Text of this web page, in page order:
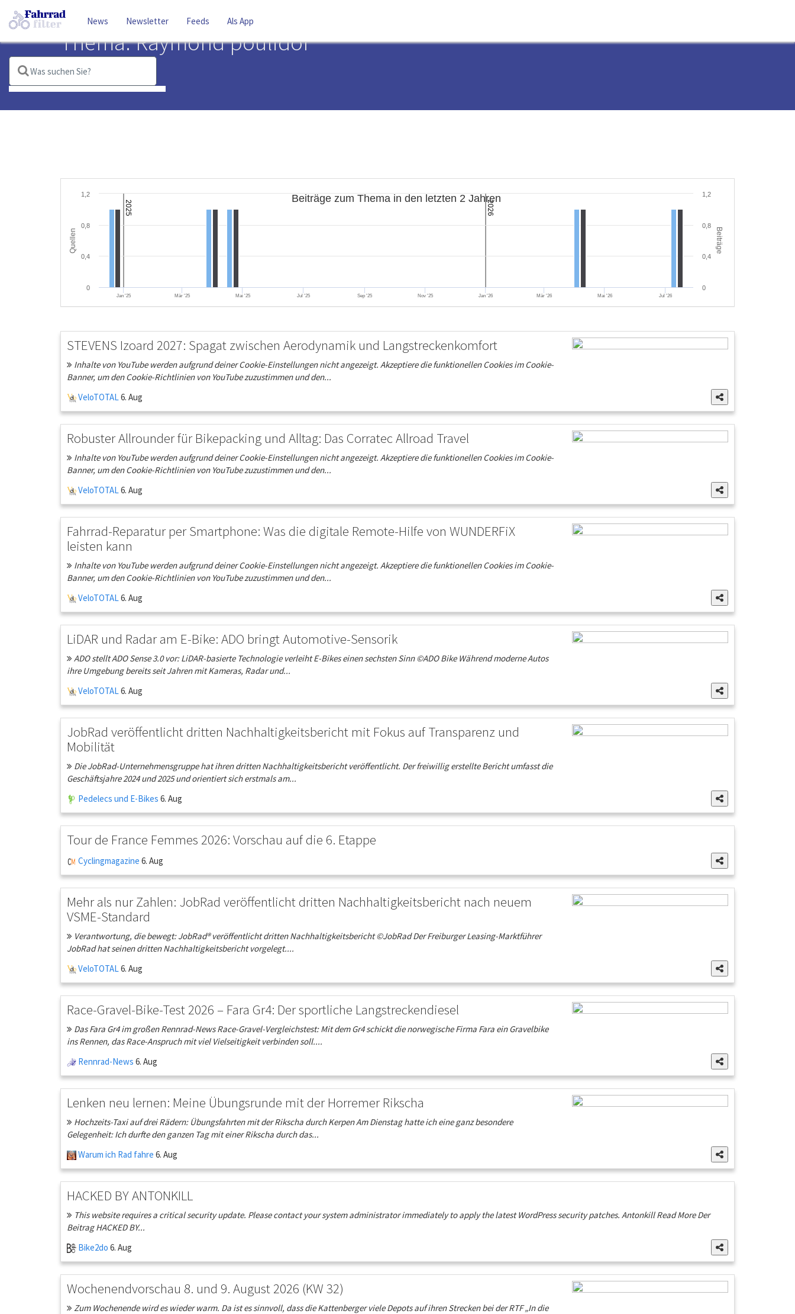
News Newsletter Feeds Als App
Thema: Raymond poulidor
Suchbegriffe:
2026
2025
Quellen Beiträge
Beiträge zum Thema in den letzten 2 Jahren
Jan '25 Mär '25 Mai '25 Jul '25 Sep '25 Nov '25 Jan '26 Mär '26 Mai '26 Jul '26
0
0,4
0,8
1,2
0
0,4
0,8
1,2
STEVENS Izoard 2027: Spagat zwischen Aerodynamik und Langstreckenkomfort
Inhalte von YouTube werden aufgrund deiner Cookie-Einstellungen nicht angezeigt. Akzeptiere die funktionellen Cookies im Cookie-
Banner, um den Cookie-Richtlinien von YouTube zuzustimmen und den...
VeloTOTAL6. Aug
Robuster Allrounder für Bikepacking und Alltag: Das Corratec Allroad Travel
Inhalte von YouTube werden aufgrund deiner Cookie-Einstellungen nicht angezeigt. Akzeptiere die funktionellen Cookies im Cookie-
Banner, um den Cookie-Richtlinien von YouTube zuzustimmen und den...
VeloTOTAL6. Aug
Fahrrad-Reparatur per Smartphone: Was die digitale Remote-Hilfe von WUNDERFiX
leisten kann
Inhalte von YouTube werden aufgrund deiner Cookie-Einstellungen nicht angezeigt. Akzeptiere die funktionellen Cookies im Cookie-
Banner, um den Cookie-Richtlinien von YouTube zuzustimmen und den...
VeloTOTAL6. Aug
LiDAR und Radar am E-Bike: ADO bringt Automotive-Sensorik
ADO stellt ADO Sense 3.0 vor: LiDAR-basierte Technologie verleiht E-Bikes einen sechsten Sinn ©ADO Bike Während moderne Autos
ihre Umgebung bereits seit Jahren mit Kameras, Radar und...
VeloTOTAL6. Aug
JobRad veröffentlicht dritten Nachhaltigkeitsbericht mit Fokus auf Transparenz und
Mobilität
Die JobRad-Unternehmensgruppe hat ihren dritten Nachhaltigkeitsbericht veröffentlicht. Der freiwillig erstellte Bericht umfasst die
Geschäftsjahre 2024 und 2025 und orientiert sich erstmals am...
Pedelecs und E-Bikes 6. Aug
Tour de France Femmes 2026: Vorschau auf die 6. Etappe
Cyclingmagazine 6. Aug
Mehr als nur Zahlen: JobRad veröffentlicht dritten Nachhaltigkeitsbericht nach neuem
VSME-Standard
Verantwortung, die bewegt: JobRad® veröffentlicht dritten Nachhaltigkeitsbericht ©JobRad Der Freiburger Leasing-Marktführer
JobRad hat seinen dritten Nachhaltigkeitsbericht vorgelegt....
VeloTOTAL6. Aug
Race-Gravel-Bike-Test 2026 – Fara Gr4: Der sportliche Langstreckendiesel
Das Fara Gr4 im großen Rennrad-News Race-Gravel-Vergleichstest: Mit dem Gr4 schickt die norwegische Firma Fara ein Gravelbike
ins Rennen, das Race-Anspruch mit viel Vielseitigkeit verbinden soll....
Rennrad-News 6. Aug
Lenken neu lernen: Meine Übungsrunde mit der Horremer Rikscha
Hochzeits-Taxi auf drei Rädern: Übungsfahrten mit der Rikscha durch Kerpen Am Dienstag hatte ich eine ganz besondere
Gelegenheit: Ich durfte den ganzen Tag mit einer Rikscha durch das...
Warum ich Rad fahre 6. Aug
HACKED BY ANTONKILL
This website requires a critical security update. Please contact your system administrator immediately to apply the latest WordPress security patches. Antonkill Read More Der
Beitrag HACKED BY...
Bike2do 6. Aug
Wochenendvorschau 8. und 9. August 2026 (KW 32)
Zum Wochenende wird es wieder warm. Da ist es sinnvoll, dass die Kattenberger viele Depots auf ihren Strecken bei der RTF „In die